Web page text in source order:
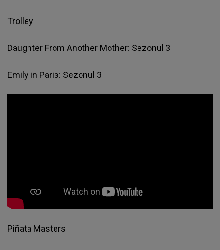
Trolley
Daughter From Another Mother: Sezonul 3
Emily in Paris: Sezonul 3
Piñata Masters